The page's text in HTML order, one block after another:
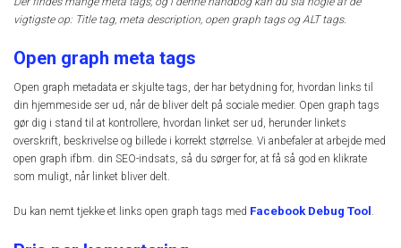
vigtigste op: Title tag, meta description, open graph tags og ALT tags.
Open graph meta tags
Open graph metadata er skjulte tags, der har betydning for, hvordan links til
din hjemmeside ser ud, når de bliver delt på sociale medier. Open graph tags
gør dig i stand til at kontrollere, hvordan linket ser ud, herunder linkets
overskrift, beskrivelse og billede i korrekt størrelse. Vi anbefaler at arbejde med
open graph ifbm. din SEO-indsats, så du sørger for, at få så god en klikrate
som muligt, når linket bliver delt.
Du kan nemt tjekke et links open graph tags med Facebook Debug Tool .